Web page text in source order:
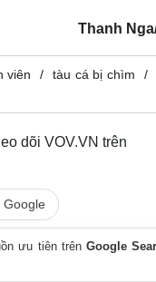
Thanh
viên tàu cá bị chìm
dõi VOV.VN trên
Google
ưu tiên trênGoogle